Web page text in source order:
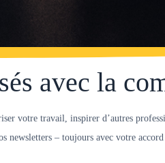
avec la
votre travail, inspirer d’autres
newsletters – toujours avec votre accord